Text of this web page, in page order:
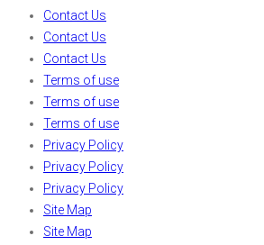
Contact Us
Contact Us
Contact Us
Terms of use
Terms of use
Terms of use
Privacy Policy
Privacy Policy
Privacy Policy
Site Map
Site Map